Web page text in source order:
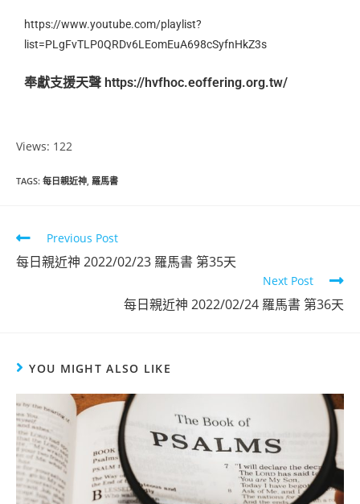
https://www.youtube.com/playlist?
list=PLgFvTLP0QRDv6LEomEuA698cSyfnHkZ3s
奉獻支援天聲 https://hvfhoc.eoffering.org.tw/
Views: 122
TAGS: 每日親近神, 羅馬書
Previous Post
每日親近神 2022/02/23 羅馬書 第35天
Next Post
每日親近神 2022/02/24 羅馬書 第36天
YOU MIGHT ALSO LIKE